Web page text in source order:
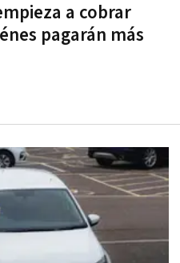
a cobrar
pagarán más